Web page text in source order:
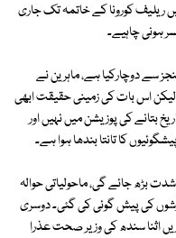
ریلیف کورونا کے خاتمہ تک جاری
ہونی چاہیے۔
سے دوچارکیا ہے، ماہرین نے
لیکن اس بات کی زمینی حقیقت ابھی
بتانے کی پوزیشن میں نہیں اور
کا تانتا بندھا ہوا ہے۔
بڑھ جائے گی، ماحولیاتی حوالہ
کی پیش گوئی کی گئی۔ دوسری
اثنا سندھ کی وزیر صحت عذرا